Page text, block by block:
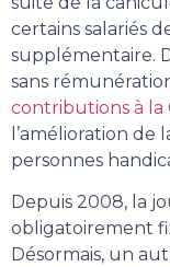
certains salariés
supplémentaire.
sans
contributions à la
l’amélioration de
personnes
Depuis 2008, la
obligatoirement
Désormais, un